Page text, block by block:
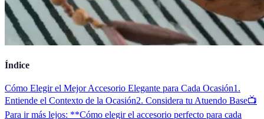
Índice
Cómo Elegir el Mejor Accesorio Elegante para Cada Ocasión1.
Entiende el Contexto de la Ocasión2. Considera tu Atuendo Base📺
Para ir más lejos: **Cómo elegir el accesorio perfecto para cada